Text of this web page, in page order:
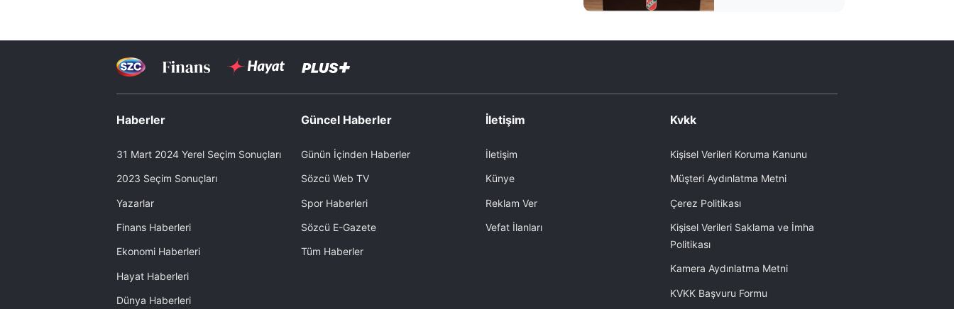
Haberler
31 Mart 2024 Yerel Seçim Sonuçları
2023 Seçim Sonuçları
Yazarlar
Finans Haberleri
Ekonomi Haberleri
Hayat Haberleri
Dünya Haberleri
Güncel Haberler
Günün İçinden Haberler
Sözcü Web TV
Spor Haberleri
Sözcü E-Gazete
Tüm Haberler
İletişim
İletişim
Künye
Reklam Ver
Vefat İlanları
Kvkk
Kişisel Verileri Koruma Kanunu
Müşteri Aydınlatma Metni
Çerez Politikası
Kişisel Verileri Saklama ve İmha
Politikası
Kamera Aydınlatma Metni
KVKK Başvuru Formu